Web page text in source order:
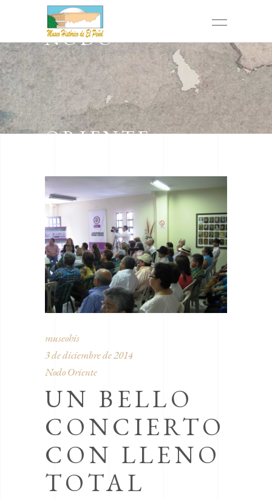
NODO
ORIENTE
museohis
3 de diciembre de 2014
Nodo Oriente
UN BELLO
CONCIERTO
CON LLENO
TOTAL